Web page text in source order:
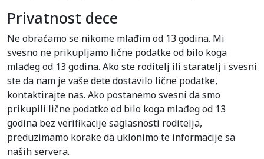
Privatnost dece
Ne obraćamo se nikome mlađim od 13 godina. Mi
svesno ne prikupljamo lične podatke od bilo koga
mlađeg od 13 godina. Ako ste roditelj ili staratelj i svesni
ste da nam je vaše dete dostavilo lične podatke,
kontaktirajte nas. Ako postanemo svesni da smo
prikupili lične podatke od bilo koga mlađeg od 13
godina bez verifikacije saglasnosti roditelja,
preduzimamo korake da uklonimo te informacije sa
naših servera.